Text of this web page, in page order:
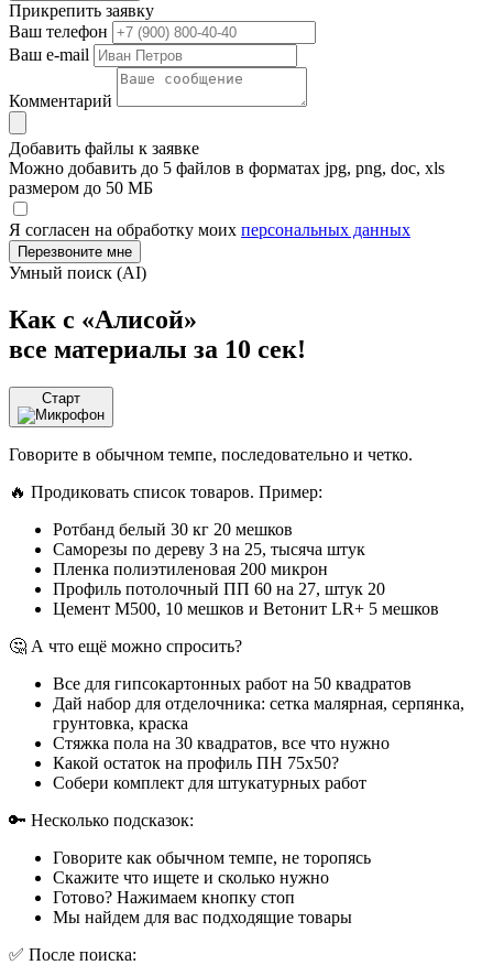
Прикрепить заявку
Ваш телефон
Ваш e-mail
Комментарий
Добавить файлы к заявке
Можно добавить до 5 файлов в форматах jpg, png, doc, xls
размером до 50 МБ
Я согласен на обработку моих персональных данных
Перезвоните мне
Умный поиск (AI)
Как с «Алисой»
все материалы за 10 сек!
Старт
Говорите в обычном темпе, последовательно и четко.
🔥 Продиковать список товаров. Пример:
Ротбанд белый 30 кг 20 мешков
Саморезы по дереву 3 на 25, тысяча штук
Пленка полиэтиленовая 200 микрон
Профиль потолочный ПП 60 на 27, штук 20
Цемент М500, 10 мешков и Ветонит LR+ 5 мешков
🤔 А что ещё можно спросить?
Все для гипсокартонных работ на 50 квадратов
Дай набор для отделочника: сетка малярная, серпянка,
грунтовка, краска
Стяжка пола на 30 квадратов, все что нужно
Какой остаток на профиль ПН 75х50?
Собери комплект для штукатурных работ
🔑 Несколько подсказок:
Говорите как обычном темпе, не торопясь
Скажите что ищете и сколько нужно
Готово? Нажимаем кнопку стоп
Мы найдем для вас подходящие товары
✅ После поиска: